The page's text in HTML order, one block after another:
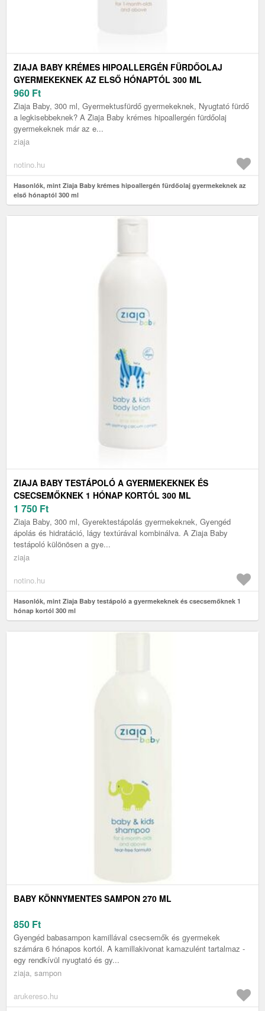
ZIAJA BABY KRÉMES HIPOALLERGÉN FÜRDŐOLAJ
GYERMEKEKNEK AZ ELSŐ HÓNAPTÓL 300 ML
960 Ft
Ziaja Baby, 300 ml, Gyermektusfürdő gyermekeknek, Nyugtató fürdő
a legkisebbeknek? A Ziaja Baby krémes hipoallergén fürdőolaj
gyermekeknek már az e...
ziaja
notino.hu
Hasonlók, mint Ziaja Baby krémes hipoallergén fürdőolaj gyermekeknek az
első hónaptól 300 ml
ZIAJA BABY TESTÁPOLÓ A GYERMEKEKNEK ÉS
CSECSEMŐKNEK 1 HÓNAP KORTÓL 300 ML
1 750 Ft
Ziaja Baby, 300 ml, Gyerektestápolás gyermekeknek, Gyengéd
ápolás és hidratáció, lágy textúrával kombinálva. A Ziaja Baby
testápoló különösen a gye...
ziaja
notino.hu
Hasonlók, mint Ziaja Baby testápoló a gyermekeknek és csecsemőknek 1
hónap kortól 300 ml
BABY KÖNNYMENTES SAMPON 270 ML
850 Ft
Gyengéd babasampon kamillával csecsemők és gyermekek
számára 6 hónapos kortól. A kamillakivonat kamazulént tartalmaz -
egy rendkívül nyugtató és gy...
ziaja, sampon
arukereso.hu